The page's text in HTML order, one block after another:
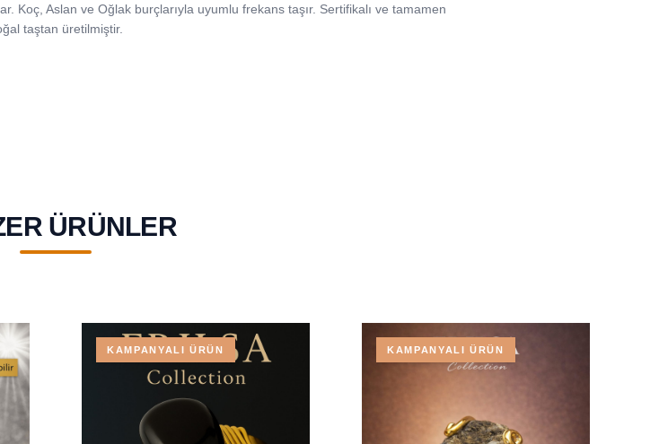
Koç, Aslan ve Oğlak burçlarıyla uyumlu frekans taşır. Sertifikalı ve tamamen
taştan üretilmiştir.
ÜRÜNLER
KAMPANYALI ÜRÜN KAMPANYALI ÜRÜN